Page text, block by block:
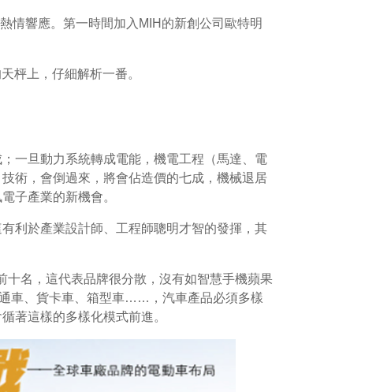
情響應。第一時間加入MIH的新創公司歐特明
枰上，仔細解析一番。
一旦動力系統轉成電能，機電工程（馬達、電
術，會倒過來，將會佔造價的七成，機械退居
子產業的新機會。
利於產業設計師、工程師聰明才智的發揮，其
名，這代表品牌很分散，沒有如智慧手機蘋果
車、貨卡車、箱型車……，汽車產品必須多樣
著這樣的多樣化模式前進。